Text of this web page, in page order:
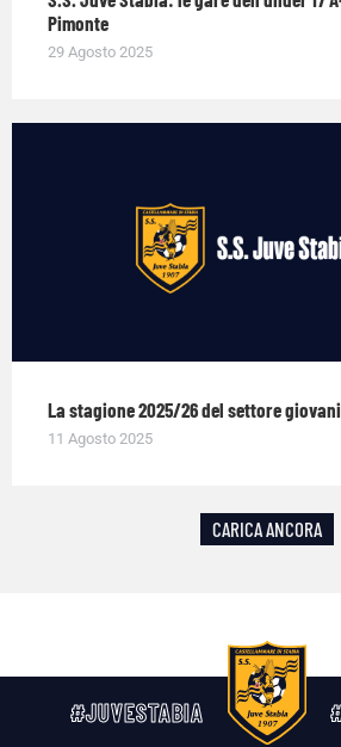
Pimonte
29 Agosto 2025
La stagione 2025/26 del settore
11 Agosto 2025
CARICA ANCORA
#JUVESTABIA